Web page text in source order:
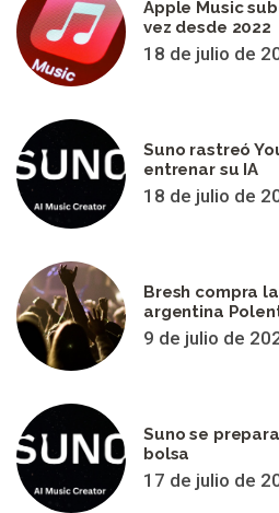
Apple Music
vez desde 2022
18 de julio de
Suno rastreó
entrenar su IA
18 de julio de
Bresh compra
argentina
9 de julio de
Suno se
bolsa
17 de julio de